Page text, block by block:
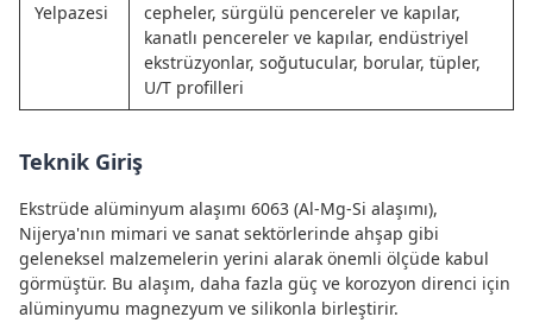
Yelpazesi
cepheler, sürgülü pencereler ve kapılar,
kanatlı pencereler ve kapılar, endüstriyel
ekstrüzyonlar, soğutucular, borular, tüpler,
U/T profilleri
Teknik Giriş
Ekstrüde alüminyum alaşımı 6063 (Al-Mg-Si alaşımı),
Nijerya'nın mimari ve sanat sektörlerinde ahşap gibi
geleneksel malzemelerin yerini alarak önemli ölçüde kabul
görmüştür. Bu alaşım, daha fazla güç ve korozyon direnci için
alüminyumu magnezyum ve silikonla birleştirir.